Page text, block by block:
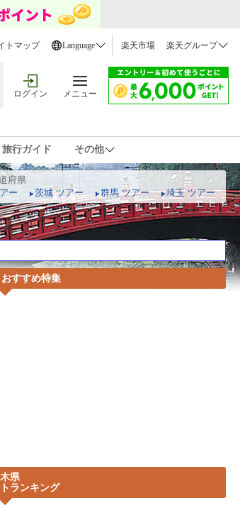
トマップ Language 楽天市場 楽天グループ
ログイン メニュー
旅行ガイド その他
府県
ー
茨城 ツアー 群馬 ツアー 埼玉 ツアー
すすめ特集
県
ランキング